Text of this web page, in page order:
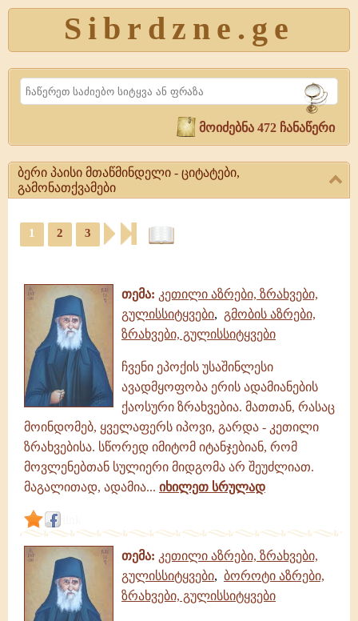
Sibrdzne.ge
Search
მოიძებნა 472 ჩანაწერი
ბერი პაისი მთაწმინდელი - ციტატები,
გამონათქვამები
პაისი
მთაწმინდელი
გამონათქვამები
მთაწმინდელი
გამონათქვამები
გამონათქვამები
1 2 3
თემა: კეთილი აზრები, ზრახვები,
გულისსიტყვები, გმობის აზრები,
ზრახვები, გულისსიტყვები
ჩვენი ეპოქის უსაშინლესი
ავადმყოფობა ერის ადამიანების
ქაოსური ზრახვებია. მათთან, რასაც
მოინდომებ, ყველაფერს იპოვი, გარდა - კეთილი
ზრახვებისა. სწორედ იმიტომ იტანჯებიან, რომ
მოვლენებთან სულიერი მიდგომა არ შეუძლიათ.
მაგალითად, ადამია... იხილეთ სრულად
თემა: კეთილი აზრები, ზრახვები,
გულისსიტყვები, ბოროტი აზრები,
ზრახვები, გულისსიტყვები